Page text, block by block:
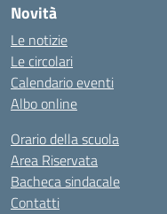
Novità
Le notizie
Le circolari
Calendario eventi
Albo online
Orario della scuola
Area Riservata
Bacheca sindacale
Contatti